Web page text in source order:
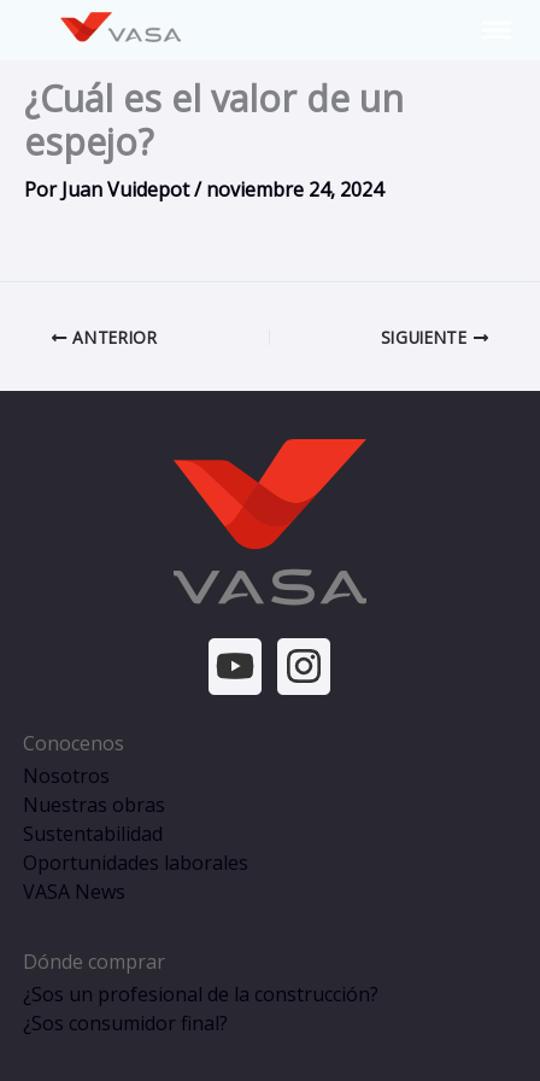
contenido
¿Cuál es el valor de un
espejo?
PorJuan Vuidepot/noviembre 24, 2024
ANTERIOR SIGUIENTE
Conocenos
Nosotros
Nuestras obras
Sustentabilidad
Oportunidades laborales
VASA News
Dónde comprar
¿Sos un profesional de la construcción?
¿Sos consumidor final?